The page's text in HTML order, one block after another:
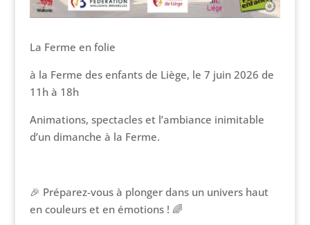
La Ferme en folie
à la Ferme des enfants de Liège, le 7 juin 2026 de
11h à 18h
Animations, spectacles et l’ambiance inimitable
d’un dimanche à la Ferme.
🎉 Préparez-vous à plonger dans un univers haut
en couleurs et en émotions ! 🌈